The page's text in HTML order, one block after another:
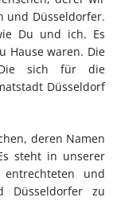
und Düsseldorfer.
Du und ich. Es
Hause waren. Die
Die sich für die
Düsseldorf
deren Namen
steht in unserer
und
Düsseldorfer zu